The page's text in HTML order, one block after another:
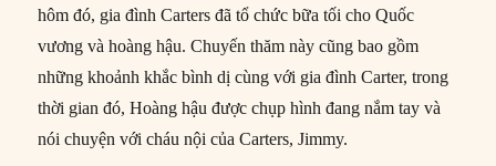
hôm đó, gia đình Carters đã tổ chức bữa tối cho Quốc
vương và hoàng hậu. Chuyến thăm này cũng bao gồm
những khoảnh khắc bình dị cùng với gia đình Carter, trong
thời gian đó, Hoàng hậu được chụp hình đang nắm tay và
nói chuyện với cháu nội của Carters, Jimmy.